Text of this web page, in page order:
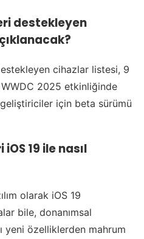
destekleyen
cihazlar listesi, 9
2025 etkinliğinde
için beta sürümü
19 ile nasıl
olarak iOS 19
bile, donanımsal
yeni özelliklerden mahrum